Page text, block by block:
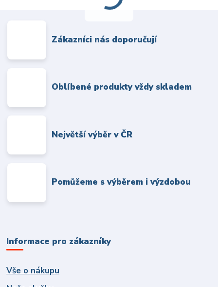
Zákazníci nás doporučují
Oblíbené produkty vždy skladem
Největší výběr v ČR
Pomůžeme s výběrem i výzdobou
Informace pro zákazníky
Vše o nákupu